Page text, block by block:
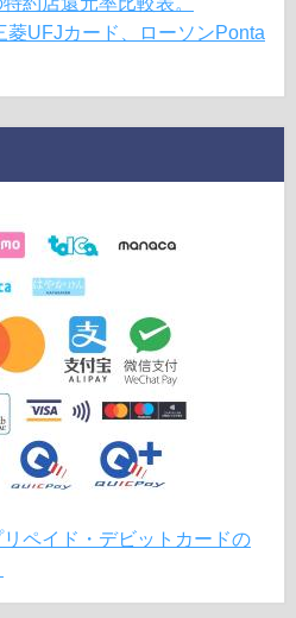
UFJカード、ローソンPonta
ペイド・デビットカードの